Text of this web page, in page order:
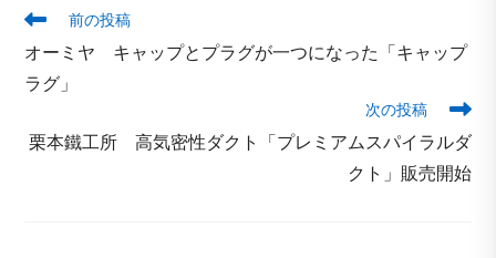
そ
他
の
を
前の投稿
オーミヤ キャップとプラグが一つになった「キャップ
ラグ」
次の投稿
栗本鐵工所 高気密性ダクト「プレミアムスパイラルダ
クト」販売開始